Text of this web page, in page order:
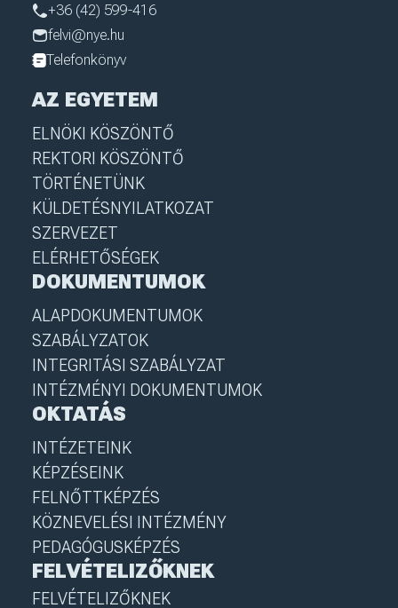
+36 (42) 599-416
felvi@nye.hu
Telefonkönyv
AZ EGYETEM
ELNÖKI KÖSZÖNTŐ
REKTORI KÖSZÖNTŐ
TÖRTÉNETÜNK
KÜLDETÉSNYILATKOZAT
SZERVEZET
ELÉRHETŐSÉGEK
DOKUMENTUMOK
ALAPDOKUMENTUMOK
SZABÁLYZATOK
INTEGRITÁSI SZABÁLYZAT
INTÉZMÉNYI DOKUMENTUMOK
OKTATÁS
INTÉZETEINK
KÉPZÉSEINK
FELNŐTTKÉPZÉS
KÖZNEVELÉSI INTÉZMÉNY
PEDAGÓGUSKÉPZÉS
FELVÉTELIZŐKNEK
FELVÉTELIZŐKNEK